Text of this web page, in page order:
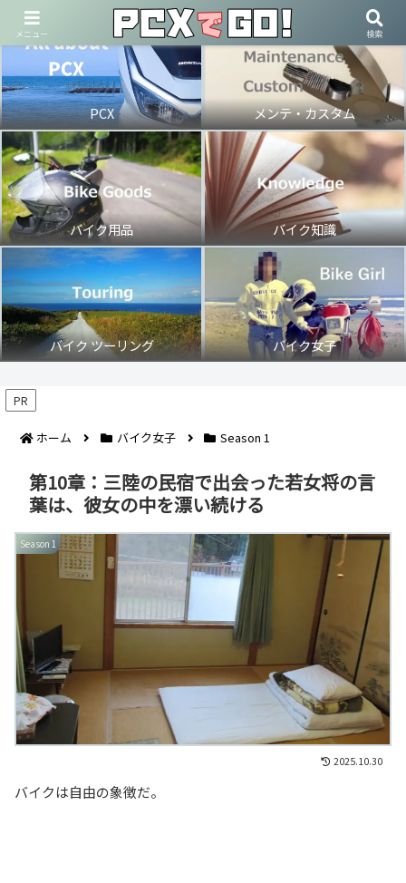
PCX メンテ・カスタム
バイク用品 バイク知識
バイク ツーリング バイク女子
PR
ホーム バイク女子 Season 1
第10章：三陸の民宿で出会った若女将の言
葉は、彼女の中を漂い続ける
Season 1
2025.10.30
バイクは自由の象徴だ。
メニュー 検索